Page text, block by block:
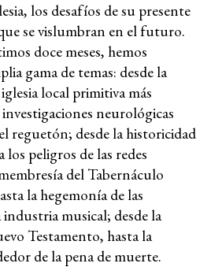
los desafíos de su presente
se vislumbran en el futuro.
doce meses, hemos
gama de temas: desde la
local primitiva más
neurológicas
reguetón; desde la historicidad
los peligros de las redes
del Tabernáculo
la hegemonía de las
industria musical; desde la
Testamento, hasta la
de la pena de muerte.